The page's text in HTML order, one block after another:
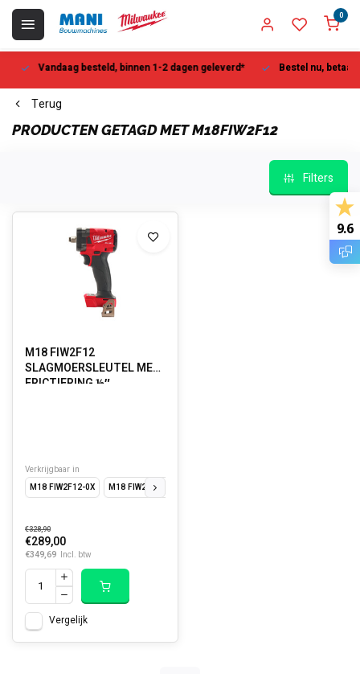
0
Vandaag besteld, binnen 1-2 dagen geleverd* Bestel nu, betaal
Terug
PRODUCTEN GETAGD MET M18FIW2F12
Filters
M18 FIW2F12
SLAGMOERSLEUTEL MET
FRICTIERING ½″
Verkrijgbaar in
M18 FIW2F12-0X
M18 FIW2F12-502X
€328,90
€289,00
€349,69 Incl. btw
Vergelijk
9.6